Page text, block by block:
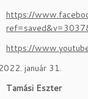
https://
https://
január 31.
Tamási Eszter